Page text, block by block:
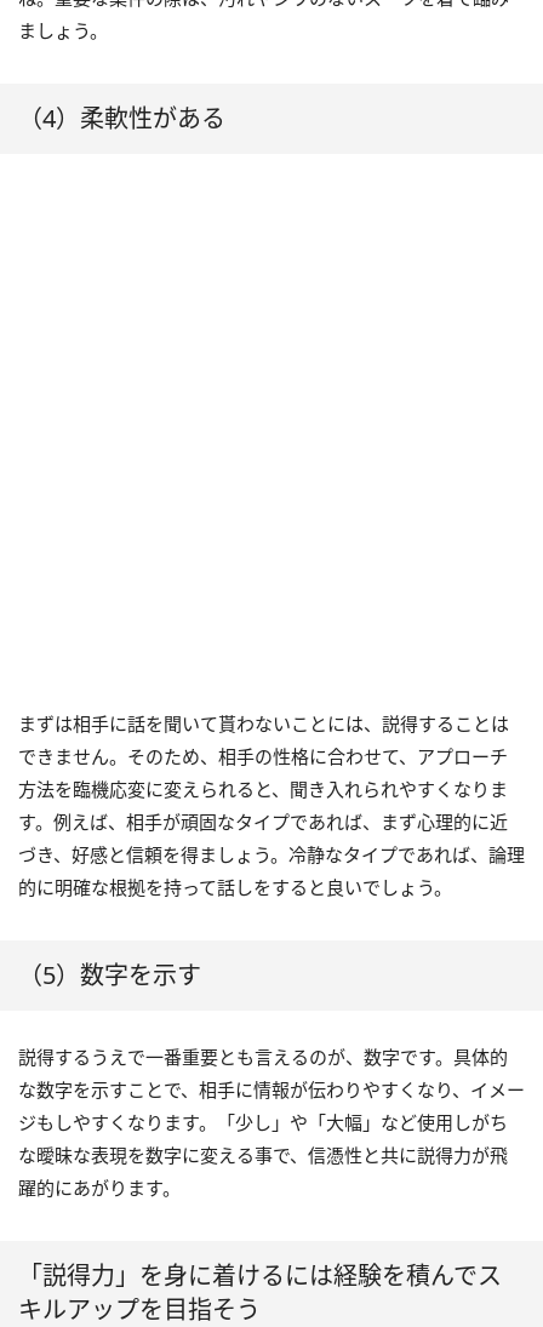
ましょう。
（4）柔軟性がある
まずは相手に話を聞いて貰わないことには、説得することは
できません。そのため、相手の性格に合わせて、アプローチ
方法を臨機応変に変えられると、聞き入れられやすくなりま
す。例えば、相手が頑固なタイプであれば、まず心理的に近
づき、好感と信頼を得ましょう。冷静なタイプであれば、論理
的に明確な根拠を持って話しをすると良いでしょう。
（5）数字を示す
説得するうえで一番重要とも言えるのが、数字です。具体的
な数字を示すことで、相手に情報が伝わりやすくなり、イメー
ジもしやすくなります。「少し」や「大幅」など使用しがち
な曖昧な表現を数字に変える事で、信憑性と共に説得力が飛
躍的にあがります。
「説得力」を身に着けるには経験を積んでス
キルアップを目指そう